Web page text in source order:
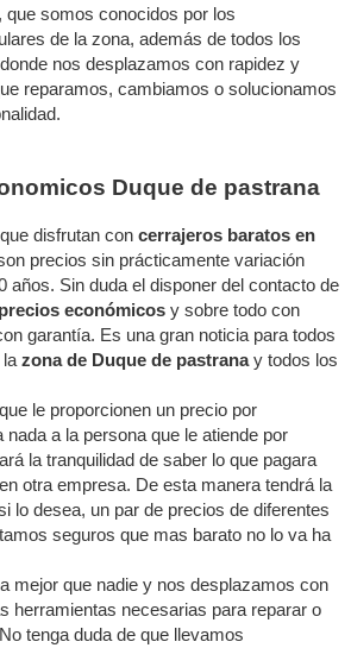
somos conocidos por los
de la zona, además de todos los
nos desplazamos con rapidez y
reparamos, cambiamos o solucionamos
Duque de pastrana
disfrutan con cerrajeros baratos en
precios sin prácticamente variación
años. Sin duda el disponer del contacto de
económicos y sobre todo con
garantía. Es una gran noticia para todos
la zona de Duque de pastranay todos los
le proporcionen un precio por
nada a la persona que le atiende por
la tranquilidad de saber lo que pagara
otra empresa. De esta manera tendrá la
lo desea, un par de precios de diferentes
seguros que mas barato no lo va ha
que nadie y nos desplazamos con
herramientas necesarias para reparar o
tenga duda de que llevamos